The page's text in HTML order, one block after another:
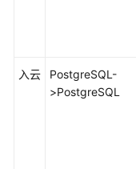
SDK
入云
PostgreSQL-
>PostgreSQL